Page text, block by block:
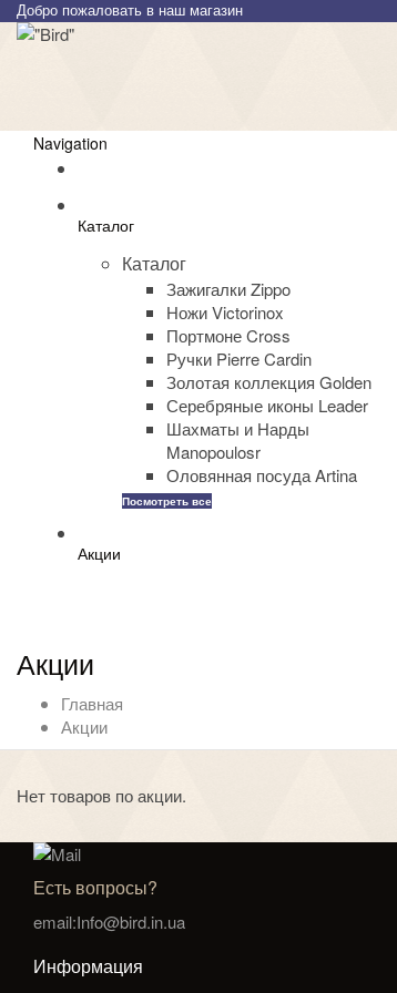
Добро пожаловать в наш магазин
Navigation
Каталог
Каталог
Зажигалки Zippo
Ножи Victorinox
Портмоне Cross
Ручки Pierre Cardin
Золотая коллекция Golden
Серебряные иконы Leader
Шахматы и Нарды
Manopoulosr
Оловянная посуда Artina
Посмотреть все
Акции
Акции
Главная
Акции
Нет товаров по акции.
Есть вопросы?
email:Info@bird.in.ua
Информация